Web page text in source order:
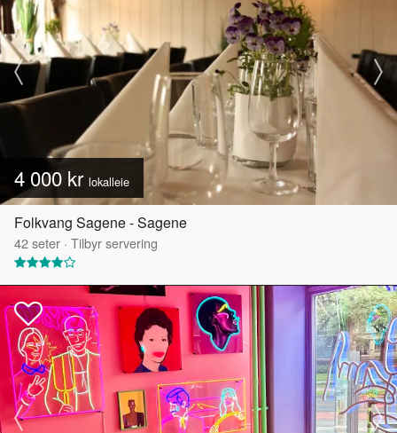
4 000 kr lokalleie
Folkvang Sagene - Sagene
42seter · Tilbyr servering